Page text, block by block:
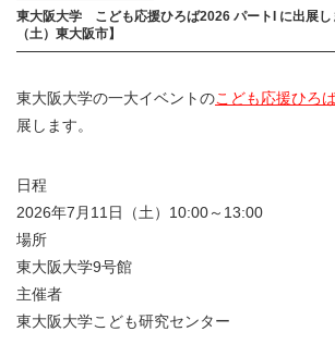
東大阪大学 こども応援ひろば2026 パートI に出展し
（土）東大阪市】
東大阪大学の一大イベントのこども応援ひろ
展します。
日程
2026年7月11日（土）10:00～13:00
場所
東大阪大学9号館
主催者
東大阪大学こども研究センター